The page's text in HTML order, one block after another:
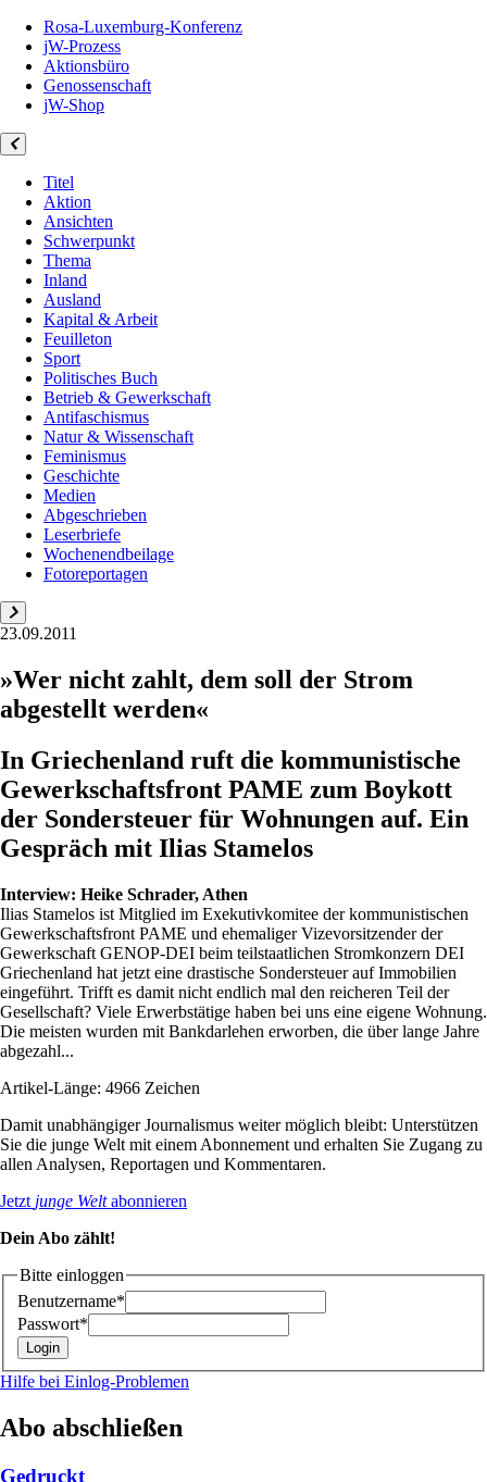
Rosa-Luxemburg-Konferenz
jW-Prozess
Aktionsbüro
Genossenschaft
jW-Shop
Titel
Aktion
Ansichten
Schwerpunkt
Thema
Inland
Ausland
Kapital & Arbeit
Feuilleton
Sport
Politisches Buch
Betrieb & Gewerkschaft
Antifaschismus
Natur & Wissenschaft
Feminismus
Geschichte
Medien
Abgeschrieben
Leserbriefe
Wochenendbeilage
Fotoreportagen
23.09.2011
»Wer nicht zahlt, dem soll der Strom
abgestellt werden«
In Griechenland ruft die kommunistische
Gewerkschaftsfront PAME zum Boykott
der Sondersteuer für Wohnungen auf. Ein
Gespräch mit Ilias Stamelos
Interview: Heike Schrader, Athen
Ilias Stamelos ist Mitglied im ­Exekutivkomitee der kommunistischen
Gewerkschaftsfront PAME und ehemaliger Vizevorsitzender der
Gewerkschaft GENOP-DEI beim teilstaatlichen ­Stromkonzern DEI
Griechenland hat jetzt eine drastische Sondersteuer auf Immobilien
eingeführt. Trifft es damit nicht endlich mal den reicheren Teil der
Gesellschaft? Viele Erwerbstätige haben bei uns eine eigene Wohnung.
Die meisten wurden mit Bankdarlehen erworben, die über lange Jahre
abgezahl...
Artikel-Länge: 4966 Zeichen
Damit unabhängiger Journalismus weiter möglich bleibt: Unterstützen
Sie die junge Welt mit einem Abonnement und erhalten Sie Zugang zu
allen Analysen, Reportagen und Kommentaren.
Jetzt junge Weltabonnieren
Dein Abo zählt!
Bitte einloggen
Benutzername*
Passwort*
Hilfe bei Einlog-Problemen
Abo abschließen
Gedruckt